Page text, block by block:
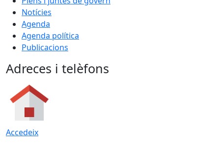
Notícies
Agenda
Agenda política
Publicacions
Adreces i telèfons
Accedeix